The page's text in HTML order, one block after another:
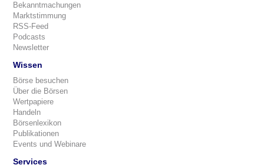
Bekanntmachungen
Marktstimmung
RSS-Feed
Podcasts
Newsletter
Wissen
Börse besuchen
Über die Börsen
Wertpapiere
Handeln
Börsenlexikon
Publikationen
Events und Webinare
Services